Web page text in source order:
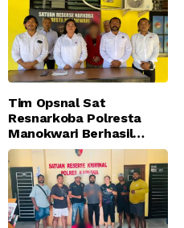
Barat
Tim Opsnal Sat
Resnarkoba Polresta
Manokwari Berhasil
Ungkap Kasus Tindak
Pidana Narkotika
Golongan I Jenis Shabu
di SP 4 Distrik Prafi kab.
Manokwari